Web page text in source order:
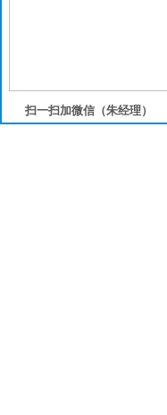
扫一扫加微信（朱经理）